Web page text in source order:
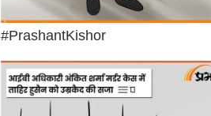
#PrashantKishor